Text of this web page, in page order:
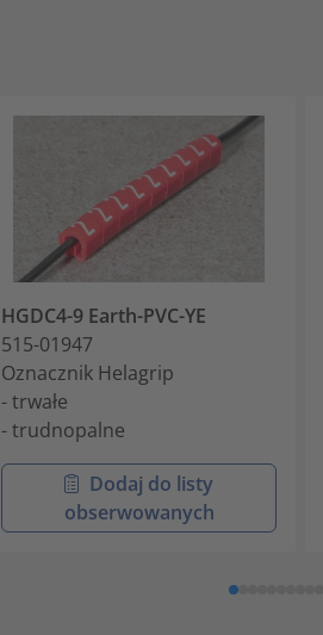
HGDC4-9 Earth-PVC-YE
515-01947
Oznacznik Helagrip
- trwałe
- trudnopalne
Dodaj do listy
obserwowanych